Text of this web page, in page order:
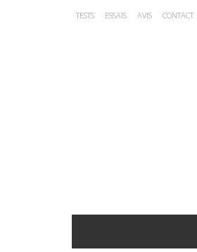
TESTS ESSAIS AVIS CONTACT